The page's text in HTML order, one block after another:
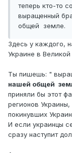
теперь кто-то
выращенный
общей земле.
Здесь у каждого,
Украине в
Ты пишешь: "
нашей общей
приняли бы этот
регионов
покинувших
И если украинцы
сразу наступит